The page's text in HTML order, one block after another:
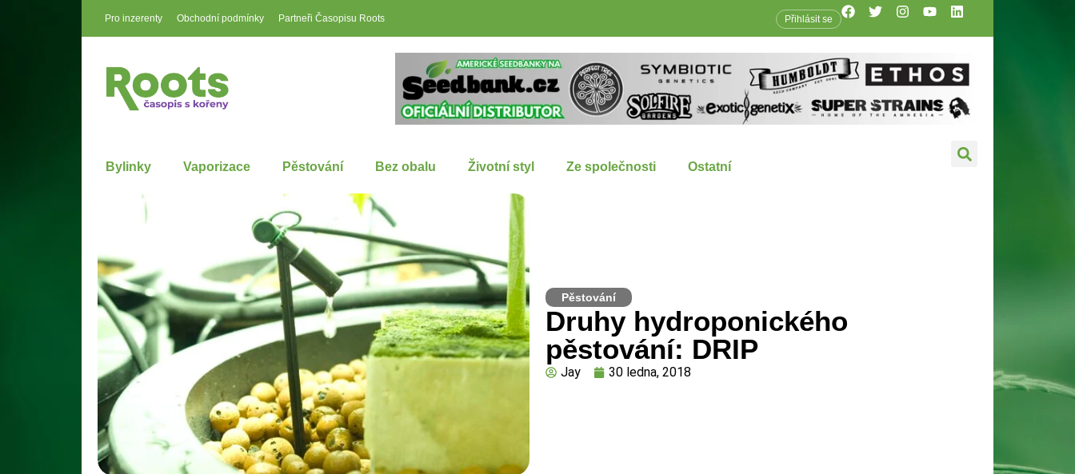
Pro inzerenty Obchodní podmínky Partneři Časopisu Roots Přihlásit se
Bylinky Vaporizace Pěstování Bez obalu Životní styl Ze společnosti Ostatní
Pěstování
Druhy hydroponického
pěstování: DRIP
Jay 30 ledna, 2018